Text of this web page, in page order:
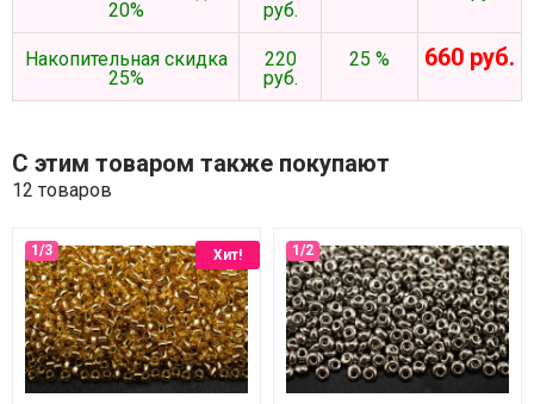
20%
руб.
Накопительная скидка
25%
220
руб.
25 % 660 руб.
С этим товаром также покупают
12 товаров
Хит!